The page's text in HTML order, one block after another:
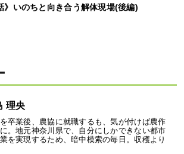
》いのちと向き合う解体現場(後編)
理央
卒業後、農協に就職するも、気が付けば農作
。地元神奈川県で、自分にしかできない都市
を実現するため、暗中模索の毎日。収穫より